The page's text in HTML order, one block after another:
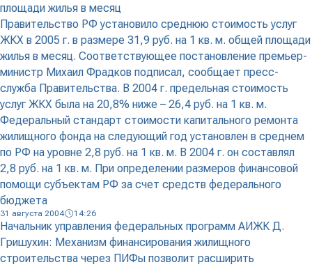
площади жилья в месяц
Правительство РФ установило среднюю стоимость услуг
ЖКХ в 2005 г. в размере 31,9 руб. на 1 кв. м. общей площади
жилья в месяц. Соответствующее постановление премьер-
министр Михаил Фрадков подписал, сообщает пресс-
служба Правительства. В 2004 г. предельная стоимость
услуг ЖКХ была на 20,8% ниже – 26,4 руб. на 1 кв. м.
Федеральный стандарт стоимости капитального ремонта
жилищного фонда на следующий год установлен в среднем
по РФ на уровне 2,8 руб. на 1 кв. м. В 2004 г. он составлял
2,8 руб. на 1 кв. м. При определении размеров финансовой
помощи субъектам РФ за счет средств федерального
бюджета
31 августа 2004 14:26
Начальник управления федеральных программ АИЖК Д.
Гришухин: Механизм финансирования жилищного
строительства через ПИФы позволит расширить